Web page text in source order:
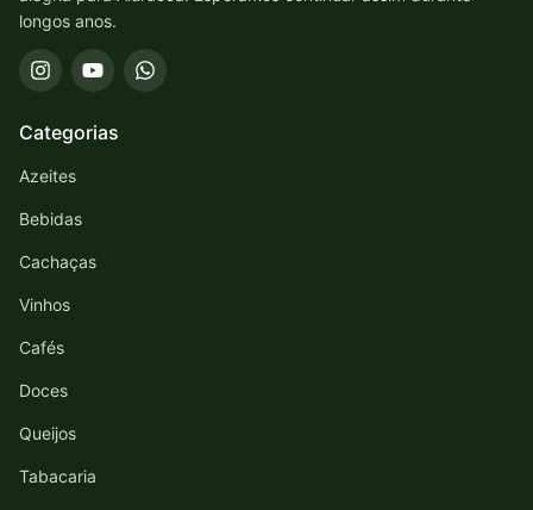
longos anos.
Categorias
Azeites
Bebidas
Cachaças
Vinhos
Cafés
Doces
Queijos
Tabacaria